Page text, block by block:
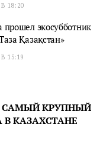
18:20
экосубботник
Қазақстан»
15:19
САМЫЙ КРУПНЫЙ
КАЗАХСТАНЕ